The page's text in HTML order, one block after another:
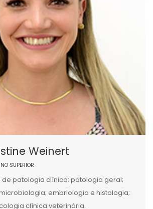
Weinert
SUPERIOR
de patologia clínica; patologia geral;
embriologia e histologia;
clínica veterinária.